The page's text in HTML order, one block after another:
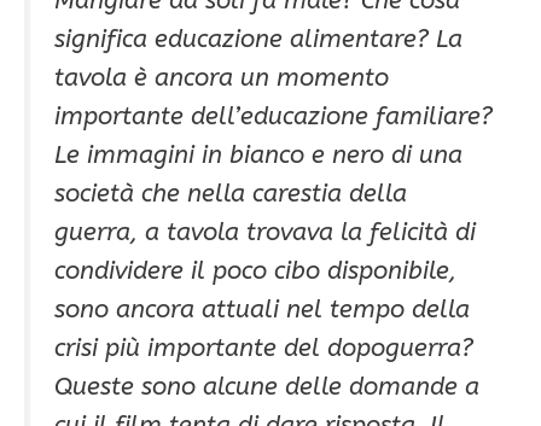
significa educazione alimentare? La
tavola è ancora un momento
importante dell’educazione familiare?
Le immagini in bianco e nero di una
società che nella carestia della
guerra, a tavola trovava la felicità di
condividere il poco cibo disponibile,
sono ancora attuali nel tempo della
crisi più importante del dopoguerra?
Queste sono alcune delle domande a